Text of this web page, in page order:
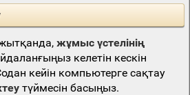
жұмыс үстелінің
келетін кескін
кейін компьютерге сақтау
түймесін басыңыз.